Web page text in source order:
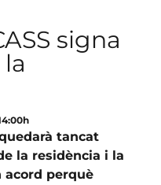
signa
tancat
la residència i la
acord perquè